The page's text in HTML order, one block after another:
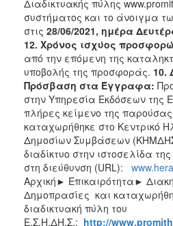
Διαδικτυακής πύλης
συστήματος και το άνοιγμα
στις 28/06/2021, ημέρα
12. Χρόνος ισχύος
από την επόμενη της
υποβολής της προσφοράς. 10.
Πρόσβαση στα Έγγραφα:
στην Υπηρεσία Εκδόσεων της
πλήρες κείμενο της
καταχωρήθηκε στο Κεντρικό
Δημοσίων Συμβάσεων
διαδίκτυο στην ιστοσελίδα
στη διεύθυνση (URL):
Αρχική► Επικαιρότητα►
Δημοπρασίες και
διαδικτυακή πύλη του
Ε.Σ.Η.ΔΗ.Σ.: http://www.